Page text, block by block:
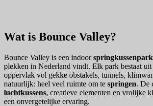
Wat is Bounce Valley?
Bounce Valley is een indoorspringkussenpark
plekken in Nederland vindt. Elk park bestaat uit
oppervlak vol gekke obstakels, tunnels,
natuurlijk: heel veel ruimte om te springen. De
luchtkussens, creatieve elementen en vrolijke
een onvergetelijke ervaring.